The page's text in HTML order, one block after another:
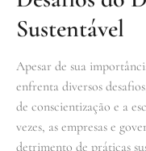
Sustentável
Apesar de sua
enfrenta diversos
de conscientização e a
vezes, as empresas e
detrimento de práticas